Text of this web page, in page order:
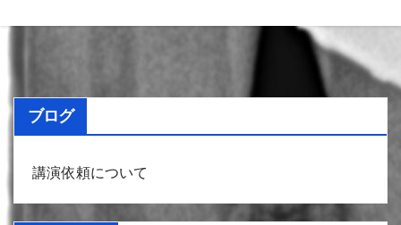
ブログ
講演依頼について